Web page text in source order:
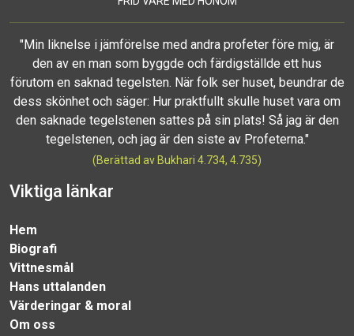
"Min liknelse i jämförelse med andra profeter före mig, är
den av en man som byggde och färdigställde ett hus
förutom en saknad tegelsten. När folk ser huset, beundrar de
dess skönhet och säger: Hur praktfullt skulle huset vara om
den saknade tegelstenen sattes på sin plats! Så jag är den
tegelstenen, och jag är den siste av Profeterna."
(Berättad av Bukhari 4.734, 4.735)
Viktiga länkar
Hem
Biografi
Vittnesmål
Hans uttalanden
Värderingar & moral
Om oss